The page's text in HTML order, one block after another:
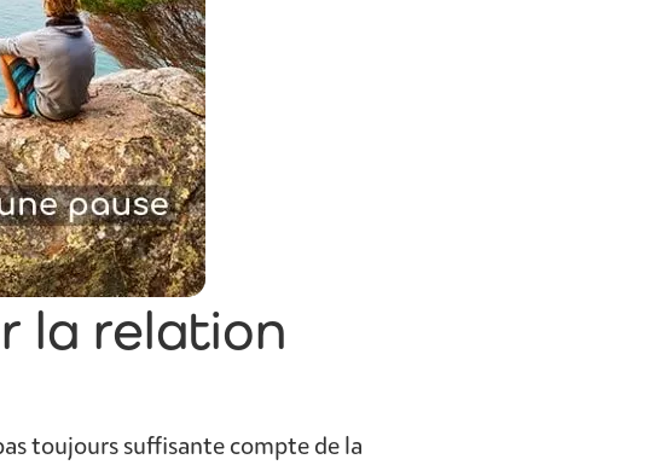
la relation
toujours suffisante compte de la